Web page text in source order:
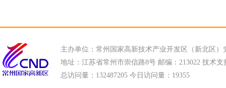
主办单位：常州国家高新技术产业开发区（新北区）
地址：江苏省常州市崇信路8号 邮编：213022 技术支
总访问量： 132487205 今日访问量： 19355